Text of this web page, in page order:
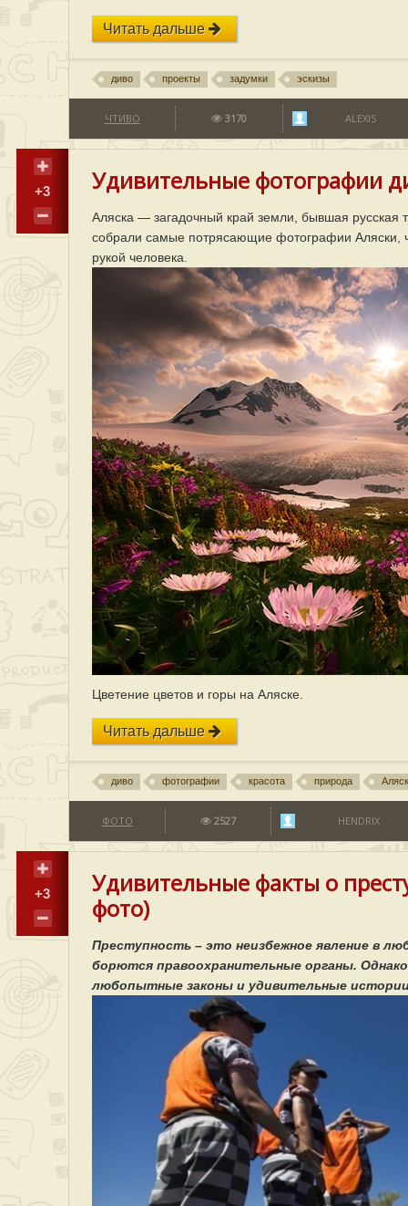
Читать дальше
диво проекты задумки эскизы
ЧТИВО 3170 ALEXIS
+3 Удивительные фотографии
Аляска — загадочный край земли, бывшая русская
собрали самые потрясающие фотографии Аляски,
рукой человека.
Цветение цветов и горы на Аляске.
Читать дальше
диво фотографии красота природа
ФОТО 2527 HENDRIX
+3
Удивительные факты о
фото)
Преступность – это неизбежное явление в
борются правоохранительные органы.
любопытные законы и удивительные